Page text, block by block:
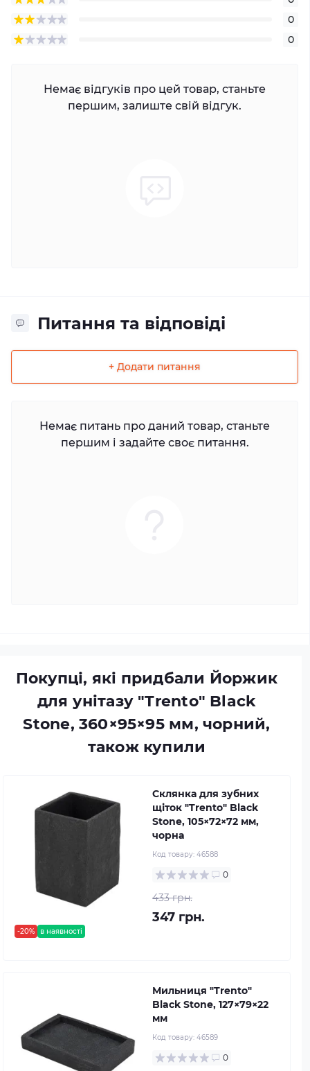
0
0
Немає відгуків про цей товар, станьте
першим, залиште свій відгук.
Питання та відповіді
+ Додати питання
Немає питань про даний товар, станьте
першим і задайте своє питання.
Покупці, які придбали Йоржик
для унітазу "Trento" Black
Stone, 360×95×95 мм, чорний,
також купили
-20% в наявності
Склянка для зубних
щіток "Trento" Black
Stone, 105×72×72 мм,
чорна
Код товару: 46588
0
433 грн.
347 грн.
Мильниця "Trento"
Black Stone, 127×79×22
мм
Код товару: 46589
0